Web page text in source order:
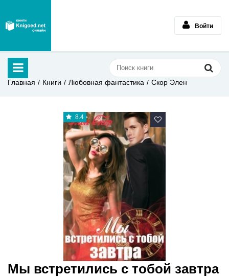
Войти
Главная Книги Любовная фантастика Скор Элен
8.4
Мы встретились с тобой завтра